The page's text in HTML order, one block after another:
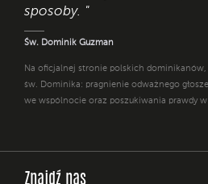
sposoby. "
Św. Dominik Guzman
Na oficjalnej stronie polskich
św. Dominika: pragnienie odważnego
we wspólnocie oraz poszukiwania prawdy w
Znajdź nas